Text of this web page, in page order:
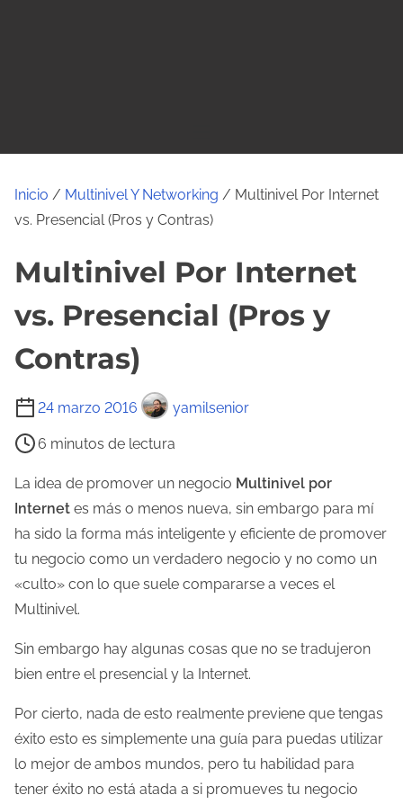
Inicio / Multinivel Y Networking / Multinivel Por Internet
vs. Presencial (Pros y Contras)
Multinivel Por Internet
vs. Presencial (Pros y
Contras)
24 marzo 2016 yamilsenior
T
e
m
p
o
d
e
l
c
t
u
r
a
d
6 minutos de lectura
La idea de promover un negocio Multinivel por
Internet es más o menos nueva, sin embargo para mí
ha sido la forma más inteligente y eficiente de promover
tu negocio como un verdadero negocio y no como un
«culto» con lo que suele compararse a veces el
Multinivel.
Sin embargo hay algunas cosas que no se tradujeron
bien entre el presencial y la Internet.
Por cierto, nada de esto realmente previene que tengas
éxito esto es simplemente una guía para puedas utilizar
lo mejor de ambos mundos, pero tu habilidad para
tener éxito no está atada a si promueves tu negocio